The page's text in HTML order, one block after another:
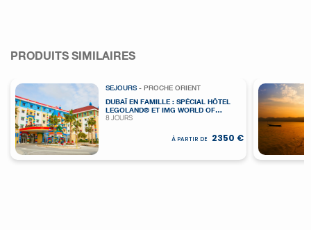
PRODUITS SIMILAIRES
SEJOURS - PROCHE ORIENT
DUBAÏ EN FAMILLE : SPÉCIAL HÔTEL
LEGOLAND® ET IMG WORLD OF
ADVENTURE (D'OCTOBRE À MAI)
8 JOURS
À PARTIR DE 2350 €